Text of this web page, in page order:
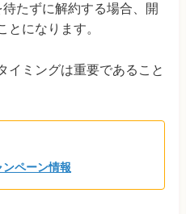
たずに解約する場合、開
とになります。
イミングは重要であること
ペーン情報